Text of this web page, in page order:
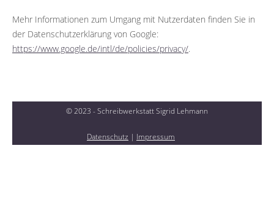
Mehr Informationen zum Umgang mit Nutzerdaten finden Sie in
der Datenschutzerklärung von Google:
https://www.google.de/intl/de/policies/privacy/.
© 2023 - Schreibwerkstatt Sigrid Lehmann
Datenschutz | Impressum